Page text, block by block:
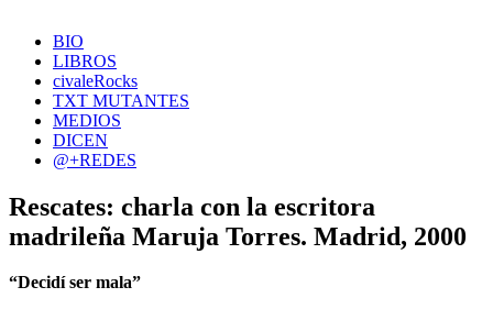
BIO
LIBROS
civaleRocks
TXT MUTANTES
MEDIOS
DICEN
@+REDES
Rescates: charla con la escritora
madrileña Maruja Torres. Madrid, 2000
“Decidí ser mala”